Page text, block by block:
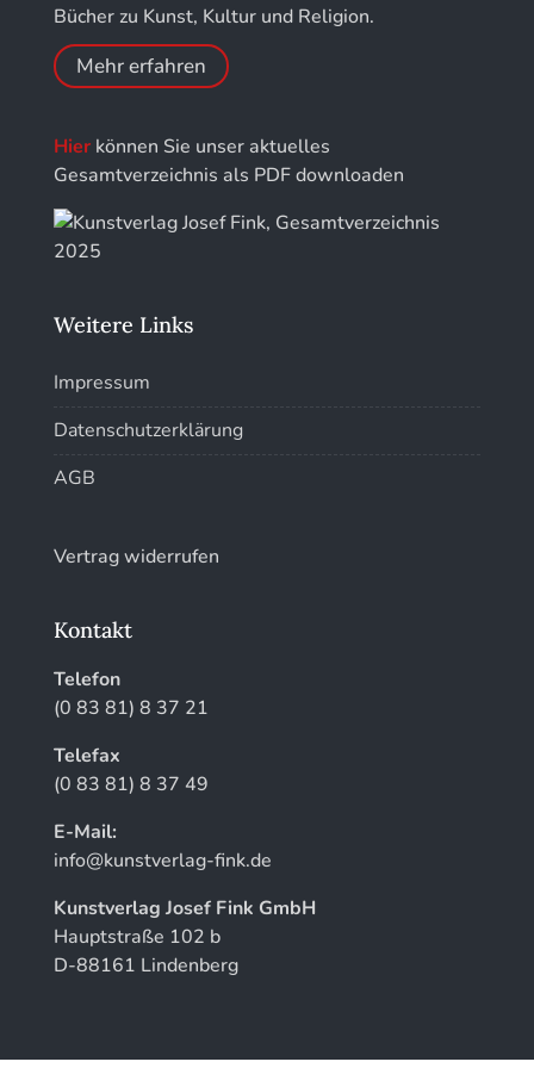
Kunstführer R
Kunstführer Sch
Kunstführer St
Bücher zu Kunst, Kultur und Religion.
Mehr erfahren
Hierkönnen Sie unser aktuelles
Gesamtverzeichnis als PDF downloaden
Weitere Links
Impressum
Datenschutzerklärung
AGB
Vertrag widerrufen
Kontakt
Telefon
(0 83 81) 8 37 21
Telefax
(0 83 81) 8 37 49
E-Mail:
info@kunstverlag-fink.de
Kunstverlag Josef Fink GmbH
Hauptstraße 102 b
D-88161 Lindenberg